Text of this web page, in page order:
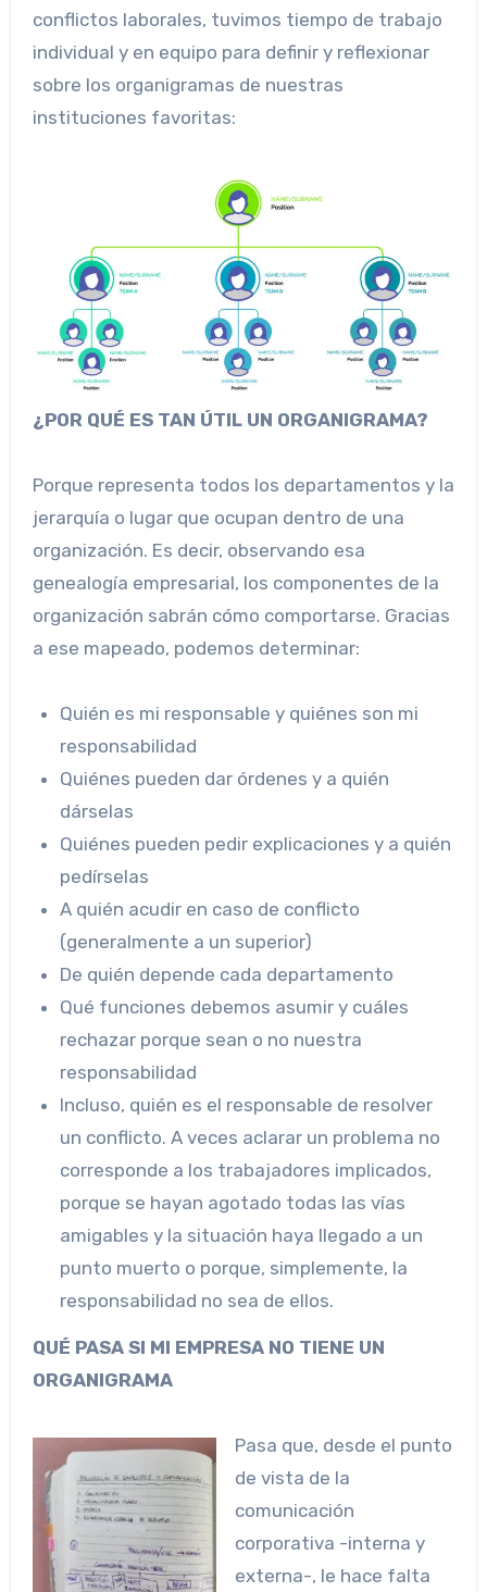
conflictos laborales, tuvimos tiempo de trabajo
individual y en equipo para definir y reflexionar
sobre los organigramas de nuestras
instituciones favoritas:
¿POR QUÉ ES TAN ÚTIL UN ORGANIGRAMA?
Porque representa todos los departamentos y la
jerarquía o lugar que ocupan dentro de una
organización. Es decir, observando esa
genealogía empresarial, los componentes de la
organización sabrán cómo comportarse. Gracias
a ese mapeado, podemos determinar:
Quién es mi responsable y quiénes son mi
responsabilidad
Quiénes pueden dar órdenes y a quién
dárselas
Quiénes pueden pedir explicaciones y a quién
pedírselas
A quién acudir en caso de conflicto
(generalmente a un superior)
De quién depende cada departamento
Qué funciones debemos asumir y cuáles
rechazar porque sean o no nuestra
responsabilidad
Incluso, quién es el responsable de resolver
un conflicto. A veces aclarar un problema no
corresponde a los trabajadores implicados,
porque se hayan agotado todas las vías
amigables y la situación haya llegado a un
punto muerto o porque, simplemente, la
responsabilidad no sea de ellos.
QUÉ PASA SI MI EMPRESA NO TIENE UN
ORGANIGRAMA
Pasa que, desde el punto
de vista de la
comunicación
corporativa -interna y
externa-, le hace falta